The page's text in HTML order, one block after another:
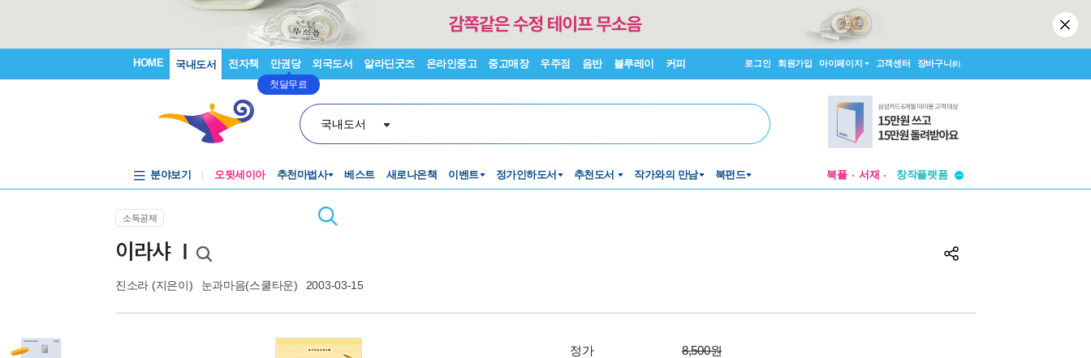
HOME 국내도서 전자책 만권당
첫달무료
외국도서 알라딘굿즈 온라인중고 중고매장 우주점 음반 블루레이 커피 로그인 회원가입 마이페이지 고객센터 장바구니(0)
국내도서
분야보기 오뒷세이아 추천마법사 베스트 새로나온책 이벤트 정가인하도서 추천도서 작가와의 만남 북펀드 북플 서재
창작플랫폼
소득공제
이라샤 Ⅰ
진소라 (지은이) 눈과마음(스쿨타운) 2003-03-15
정가
8,500원